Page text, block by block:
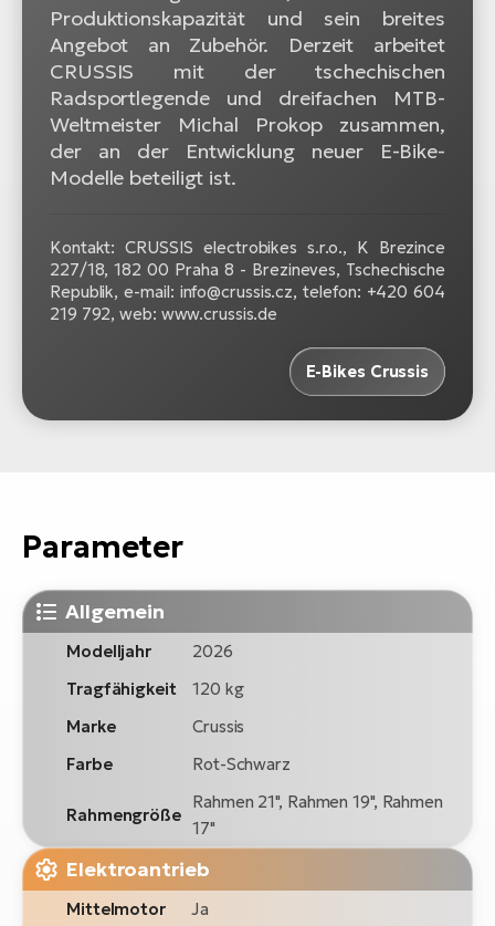
Produktionskapazität und sein breites
Angebot an Zubehör. Derzeit arbeitet
CRUSSIS mit der tschechischen
Radsportlegende und dreifachen MTB-
Weltmeister Michal Prokop zusammen,
der an der Entwicklung neuer E-Bike-
Modelle beteiligt ist.
Kontakt: CRUSSIS electrobikes s.r.o., K Brezince
227/18, 182 00 Praha 8 - Brezineves, Tschechische
Republik, e-mail: info@crussis.cz, telefon: +420 604
219 792, web: www.crussis.de
E-Bikes Crussis
Parameter
Allgemein
Modelljahr
2026
Tragfähigkeit
120 kg
Marke
Crussis
Farbe
Rot-Schwarz
Rahmengröße
Rahmen 21", Rahmen 19", Rahmen
17"
Elektroantrieb
Mittelmotor Ja